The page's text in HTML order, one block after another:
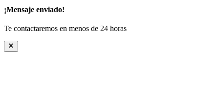
¡Mensaje enviado!
Te contactaremos en menos de 24 horas